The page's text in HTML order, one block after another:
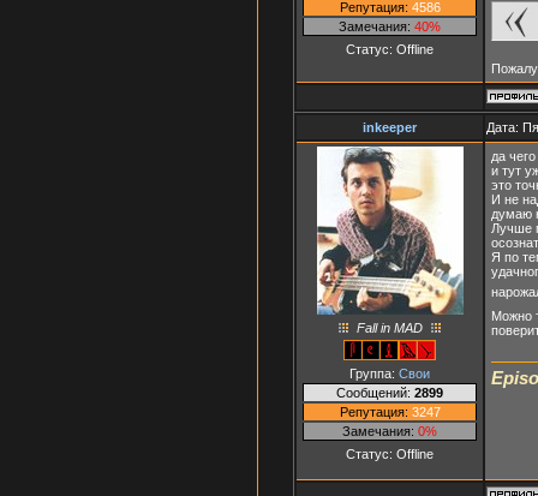
Репутация: 4586
Замечания: 40%
Статус: Offline
inkeeper Дата:
Fall in MAD
Группа: Свои
Сообщений: 2899
Репутация: 3247
Замечания: 0%
Статус: Offline
да
и тут
это
И не
думаю
Лучше
Я по
Можно